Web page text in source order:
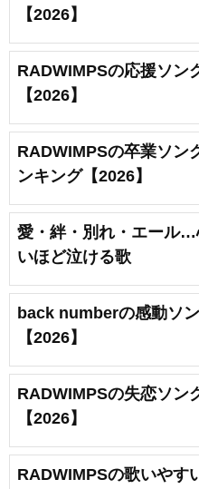
【2026】
RADWIMPSの応援ソン
【2026】
RADWIMPSの卒業ソン
ンキング【2026】
愛・絆・別れ・エール
いほど泣ける歌
back numberの感動ソ
【2026】
RADWIMPSの失恋ソン
【2026】
RADWIMPSの歌いやす